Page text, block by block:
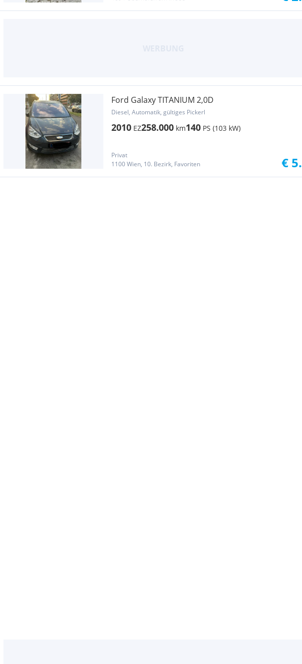
Ford Galaxy TITANIUM 2,0D
Diesel, Automatik, gültiges Pickerl
2010 EZ258.000 km140 PS (103 kW)
Privat
1100 Wien, 10. Bezirk, Favoriten
€